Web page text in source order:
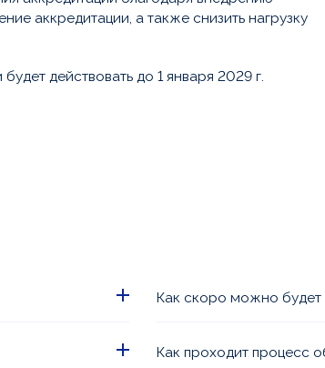
аккредитации, а также снизить нагрузку
действовать до 1 января 2029 г.
Как скоро можно будет
подписания договора.
Как проходит процесс